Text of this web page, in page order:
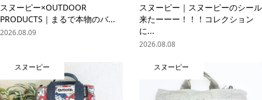
スヌーピー×OUTDOOR
PRODUCTS｜まるで本物のバ...
2026.08.09
スヌーピー｜スヌーピーのシール
来たーーー！！！コレクション
に...
2026.08.08
スヌーピー スヌーピー